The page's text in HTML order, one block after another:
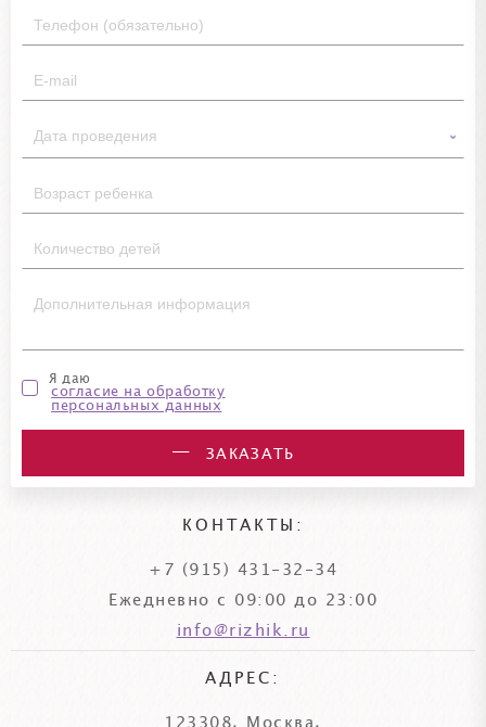
Я даю
согласие на обработку
персональных данных
ЗАКАЗАТЬ
КОНТАКТЫ:
+7 (915) 431-32-34
Ежедневно с 09:00 до 23:00
info@rizhik.ru
АДРЕС: